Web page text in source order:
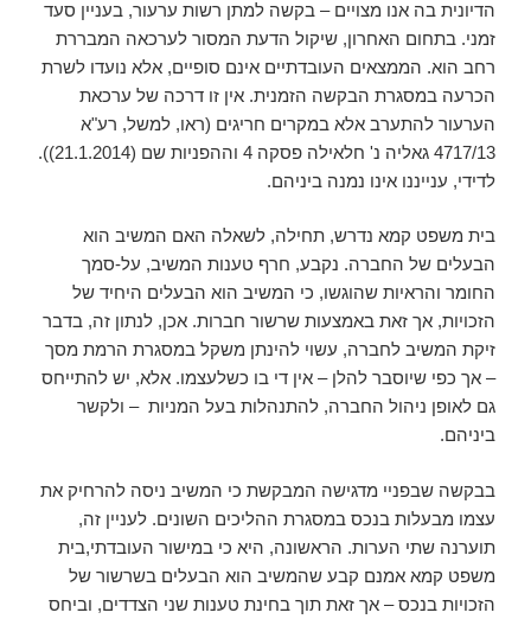
הדיונית בה אנו מצויים – בקשה למתן רשות ערעור, בעניין סעד
זמני. בתחום האחרון, שיקול הדעת המסור לערכאה המבררת
רחב הוא. הממצאים העובדתיים אינם סופיים, אלא נועדו לשרת
הכרעה במסגרת הבקשה הזמנית. אין זו דרכה של ערכאת
הערעור להתערב אלא במקרים חריגים (ראו, למשל, רע"א
4717/13 גאליה נ' חלאילה פסקה 4 וההפניות שם (21.1.2014)).
לדידי, ענייננו אינו נמנה ביניהם.
בית משפט קמא נדרש, תחילה, לשאלה האם המשיב הוא
הבעלים של החברה. נקבע, חרף טענות המשיב, על-סמך
החומר והראיות שהוגשו, כי המשיב הוא הבעלים היחיד של
הזכויות, אך זאת באמצעות שרשור חברות. אכן, לנתון זה, בדבר
זיקת המשיב לחברה, עשוי להינתן משקל במסגרת הרמת מסך
– אך כפי שיוסבר להלן – אין די בו כשלעצמו. אלא, יש להתייחס
גם לאופן ניהול החברה, להתנהלות בעל המניות – ולקשר
ביניהם.
בבקשה שבפניי מדגישה המבקשת כי המשיב ניסה להרחיק את
עצמו מבעלות בנכס במסגרת ההליכים השונים. לעניין זה,
תוערנה שתי הערות. הראשונה, היא כי במישור העובדתי,בית
משפט קמא אמנם קבע שהמשיב הוא הבעלים בשרשור של
הזכויות בנכס – אך זאת תוך בחינת טענות שני הצדדים, וביחס